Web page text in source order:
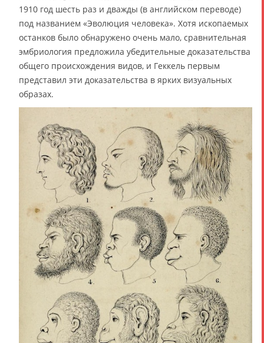
1910 год шесть раз и дважды (в английском переводе)
под названием «Эволюция человека». Хотя ископаемых
останков было обнаружено очень мало, сравнительная
эмбриология предложила убедительные доказательства
общего происхождения видов, и Геккель первым
представил эти доказательства в ярких визуальных
образах.